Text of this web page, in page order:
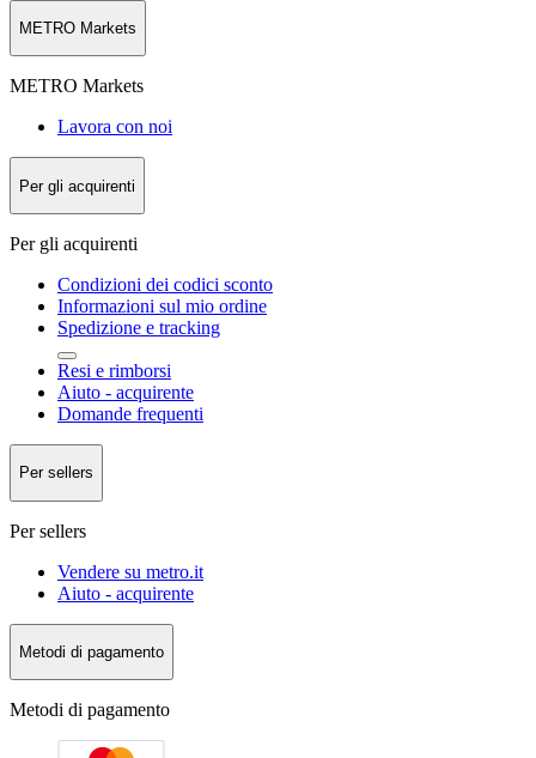
METRO Markets
METRO Markets
Lavora con noi
Per gli acquirenti
Per gli acquirenti
Condizioni dei codici sconto
Informazioni sul mio ordine
Spedizione e tracking
Resi e rimborsi
Aiuto - acquirente
Domande frequenti
Per sellers
Per sellers
Vendere su metro.it
Aiuto - acquirente
Metodi di pagamento
Metodi di pagamento